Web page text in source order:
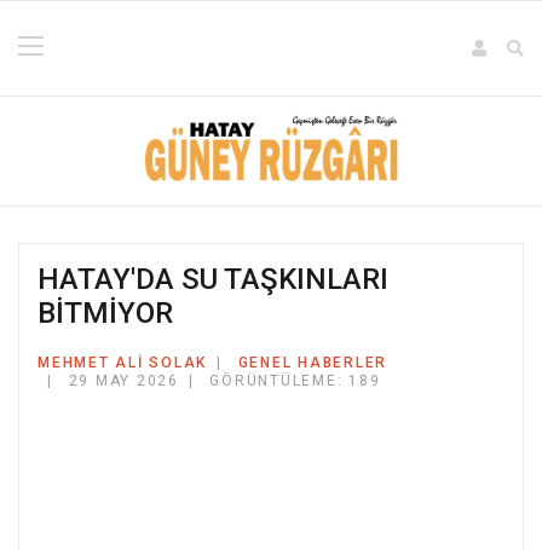
HATAY'DA SU TAŞKINLARI
BİTMİYOR
MEHMET ALI SOLAK
GENEL HABERLER
29 MAY 2026
GÖRÜNTÜLEME: 189